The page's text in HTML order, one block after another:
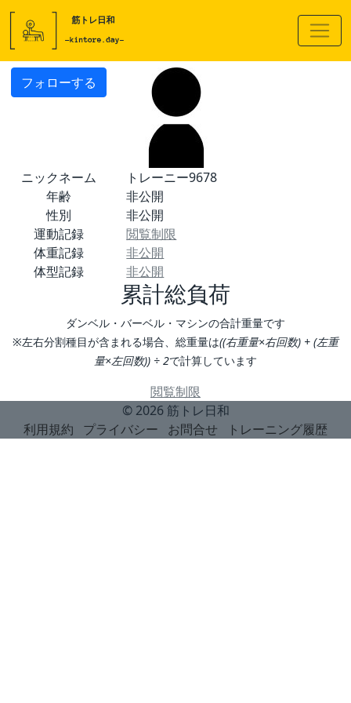
フォローする
ニックネーム
トレーニー9678
年齢
非公開
性別
非公開
運動記録
閲覧制限
体重記録
非公開
体型記録
非公開
累計総負荷
ダンベル・バーベル・マシンの合計重量です
※左右分割種目が含まれる場合、総重量は((右重量×右回数) + (左重
量×左回数)) ÷ 2で計算しています
閲覧制限
© 2026 筋トレ日和
利用規約
プライバシー お問合せ トレーニング履歴